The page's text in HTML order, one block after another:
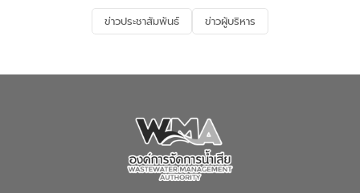
ลงทุนในอุตสาหกรรมแห่งอนาคต ตลอดจน
มุ่งตอบโจทย์ความท้าทายจากวิกฤตการ
ในครั้งนี้เป็นการดึงจุดแข็งและความ
(อจน.) มาผสานกับประสบการณ์และ
เทคโนโลยีโครงข่ายน้ำครบวงจรในพื้นที่ EEC
ของอีสท์ วอเตอร์ เพื่อร่วมกันศึกษา
เทคโนโลยีการปรับปรุงคุณภาพน้ำ (Water
Reuse) และพัฒนารูปแบบการดำเนินงาน
ข่าวประชาสัมพันธ์ ข่าวผู้บริหาร